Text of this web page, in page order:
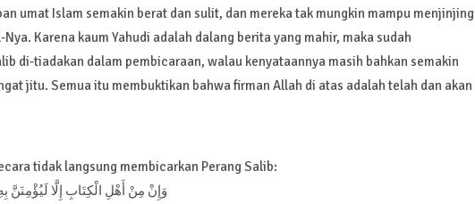
umat Islam semakin berat dan sulit, dan mereka tak mungkin mampu menjinjing
Karena kaum Yahudi adalah dalang berita yang mahir, maka sudah
di-tiadakan dalam pembicaraan, walau kenyataannya masih bahkan semakin
jitu. Semua itu membuktikan bahwa firman Allah di atas adalah telah dan akan
tidak langsung membicarkan Perang Salib:
وَإِنْ مِنْ أَهْلِ الْكِتَابِ إِلَّا لَيُؤْمِنَنَّ